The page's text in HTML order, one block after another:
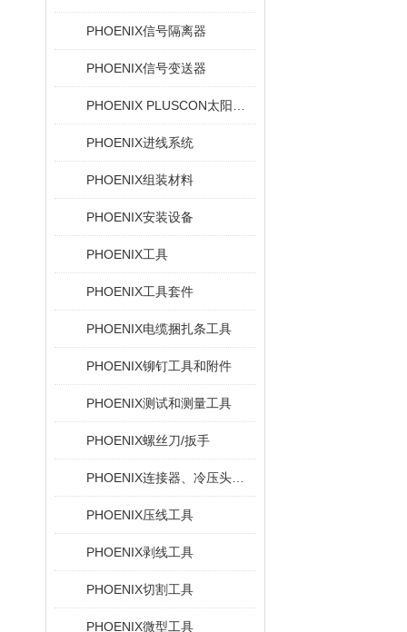
PHOENIX信号隔离器
PHOENIX信号变送器
PHOENIX进线系统
PHOENIX组装材料
PHOENIX安装设备
PHOENIX工具
PHOENIX工具套件
PHOENIX电缆捆扎条工具
PHOENIX铆钉工具和附件
PHOENIX测试和测量工具
PHOENIX螺丝刀/扳手
PHOENIX压线工具
PHOENIX剥线工具
PHOENIX切割工具
PHOENIX微型工具